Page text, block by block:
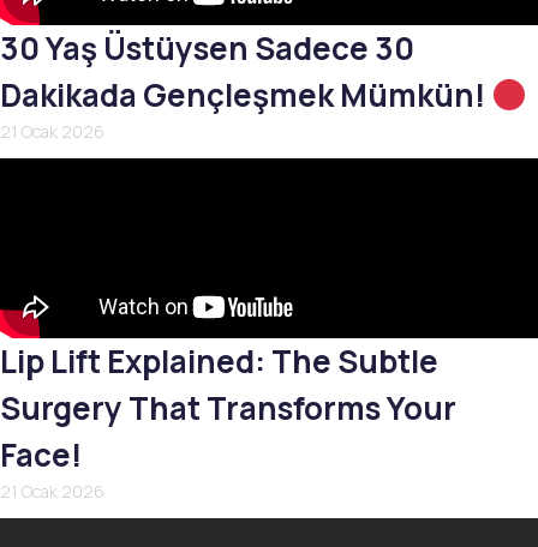
30 Yaş Üstüysen Sadece 30
Dakikada Gençleşmek Mümkün!
21 Ocak 2026
Lip Lift Explained: The Subtle
Surgery That Transforms Your
Face!
21 Ocak 2026